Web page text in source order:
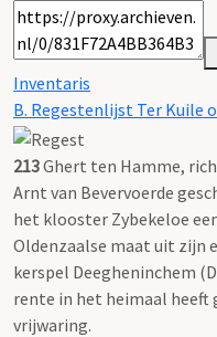
Inventaris
B. Regestenlijst Ter Kuile
213Ghert ten Hamme,
Arnt van Bevervoerde
het klooster Zybekeloe
Oldenzaalse maat uit zijn
kerspel Deegheninchem
rente in het heimaal heeft
vrijwaring.